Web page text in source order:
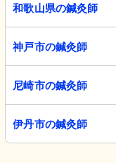
和歌山県の鍼灸師
神戸市の鍼灸師
尼崎市の鍼灸師
伊丹市の鍼灸師